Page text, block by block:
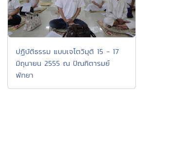
ปฏิบัติธรรม แบบเจโตวิมุติ 15 - 17
มิถุนายน 2555 ณ ปัณฑิตารมย์
พัทยา